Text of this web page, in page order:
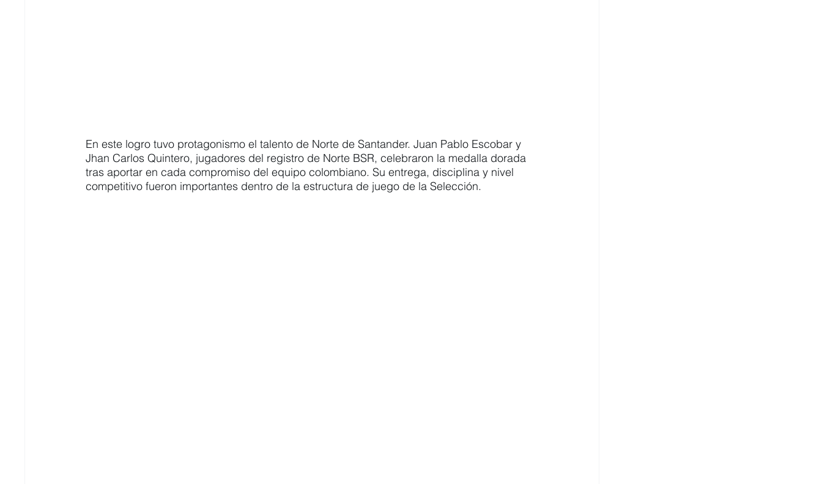
En este logro tuvo protagonismo el talento de Norte de Santander. Juan Pablo Escobar y
Jhan Carlos Quintero, jugadores del registro de Norte BSR, celebraron la medalla dorada
tras aportar en cada compromiso del equipo colombiano. Su entrega, disciplina y nivel
competitivo fueron importantes dentro de la estructura de juego de la Selección.